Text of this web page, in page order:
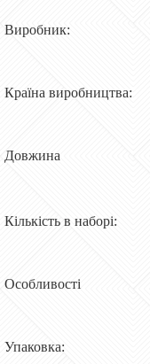
Країна
Довжина
Кількість в
Особливості
Упаковка: